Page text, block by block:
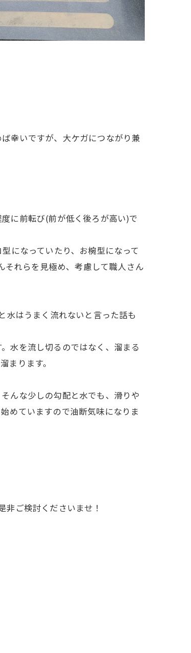
幸いですが、大ケガにつながり兼
に前転び(前が低く後ろが高い)で
になっていたり、お椀型になって
れらを見極め、考慮して職人さん
水はうまく流れないと言った話も
水を流し切るのではなく、溜まる
まります。
んな少しの勾配と水でも、滑りや
めていますので油断気味になりま
ご検討くださいませ！